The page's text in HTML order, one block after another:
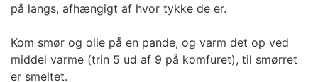
på langs, afhængigt af hvor tykke de er.
Kom smør og olie på en pande, og varm det op ved
middel varme (trin 5 ud af 9 på komfuret), til smørret
er smeltet.